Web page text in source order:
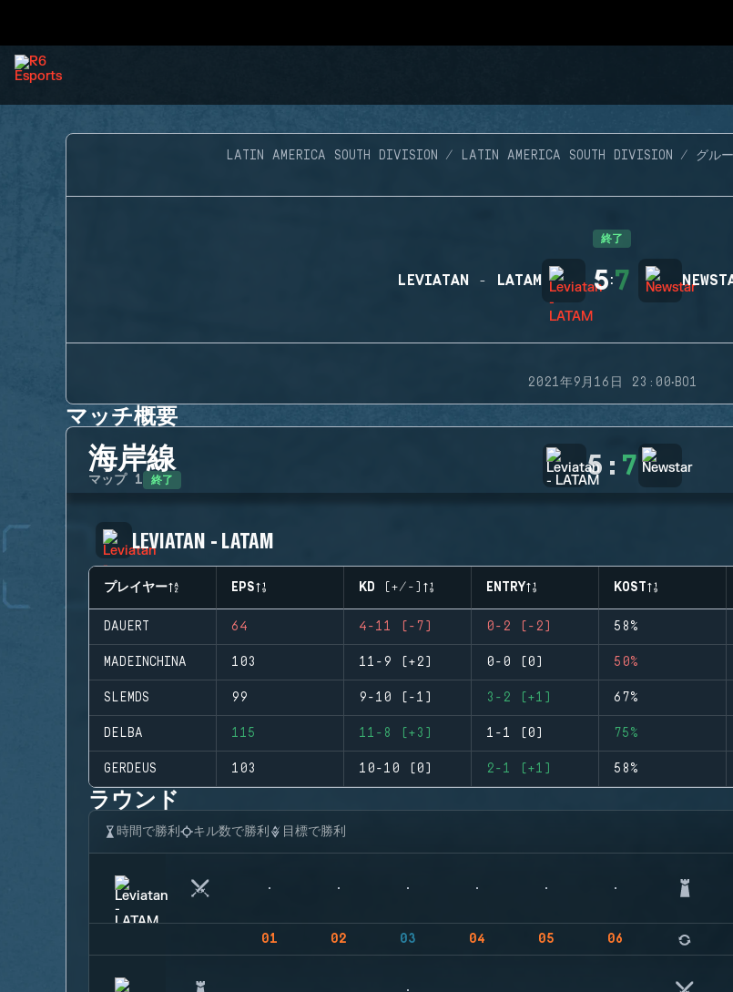
LATIN AMERICA SOUTH DIVISION LATIN AMERICA SOUTH DIVISION グル
終了
LEVIATAN - LATAM 5:7
2021年9月16日 23:00·BO1
マッチ概要
海岸線
マップ 1 終了 5 : 7
LEVIATAN - LATAM
プレイヤー EPS KD (+/-) ENTRY KOST
DAUERT 64 4-11 (-7) 0-2 (-2) 58%
MADEINCHINA 103 11-9 (+2) 0-0 (0) 50%
SLEMDS 99 9-10 (-1) 3-2 (+1) 67%
DELBA 115 11-8 (+3) 1-1 (0) 75%
GERDEUS 103 10-10 (0) 2-1 (+1) 58%
ラウンド
時間で勝利 キル数で勝利 目標で勝利
01 02 03 04 05 06